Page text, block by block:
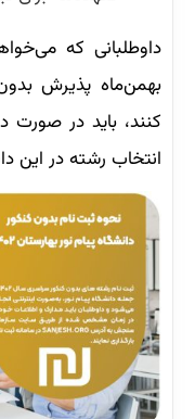
داوطلبانی که
بهمن‌ماه پذیرش
کنند، باید در صورت
انتخاب رشته در این